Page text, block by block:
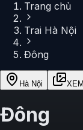
Trang chủ
Trai Hà Nội
Đông
Hà Nội
Đông